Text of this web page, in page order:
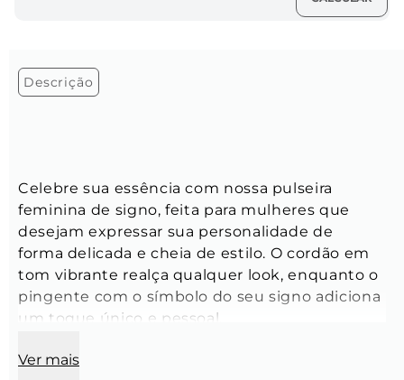
Descrição
Celebre sua essência com nossa pulseira
feminina de signo, feita para mulheres que
desejam expressar sua personalidade de
forma delicada e cheia de estilo. O cordão em
tom vibrante realça qualquer look, enquanto o
pingente com o símbolo do seu signo adiciona
um toque único e pessoal.
Ver mais